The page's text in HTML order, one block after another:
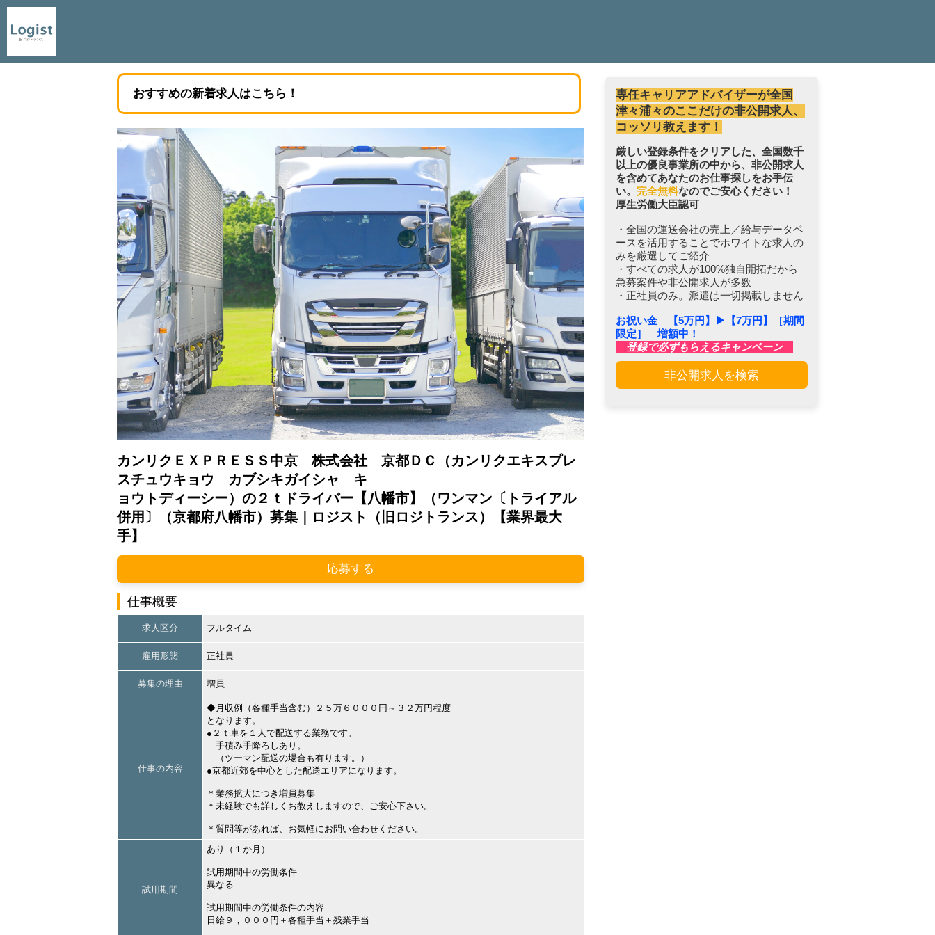
おすすめの新着求人はこちら！
カンリクＥＸＰＲＥＳＳ中京 株式会社 京都ＤＣ（カンリクエキスプレ
スチュウキョウ カブシキガイシャ キ
ョウトディーシー）の２ｔドライバー【八幡市】（ワンマン〔トライアル
併用〕（京都府八幡市）募集｜ロジスト（旧ロジトランス）【業界最大
手】
応募する
仕事概要
求人区分 フルタイム
雇用形態 正社員
募集の理由 増員
仕事の内容
◆月収例（各種手当含む）２５万６０００円～３２万円程度
となります。
●２ｔ車を１人で配送する業務です。
手積み手降ろしあり。
（ツーマン配送の場合も有ります。）
●京都近郊を中心とした配送エリアになります。
＊業務拡大につき増員募集
＊未経験でも詳しくお教えしますので、ご安心下さい。
＊質問等があれば、お気軽にお問い合わせください。
試用期間
あり（１か月）
試用期間中の労働条件
異なる
試用期間中の労働条件の内容
日給９，０００円＋各種手当＋残業手当
専任キャリアアドバイザーが全国
津々浦々のここだけの非公開求人、
コッソリ教えます！
厳しい登録条件をクリアした、全国数千
以上の優良事業所の中から、非公開求人
を含めてあなたのお仕事探しをお手伝
い。 完全無料なのでご安心ください！
厚生労働大臣認可
・全国の運送会社の売上／給与データベ
ースを活用することでホワイトな求人の
みを厳選してご紹介
・すべての求人が100%独自開拓だから
急募案件や非公開求人が多数
・正社員のみ。派遣は一切掲載しません
お祝い金 【5万円】▶︎【7万円】［期間
限定］ 増額中！
登録で必ずもらえるキャンペーン
非公開求人を検索